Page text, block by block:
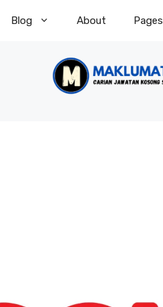
Blog About Pages